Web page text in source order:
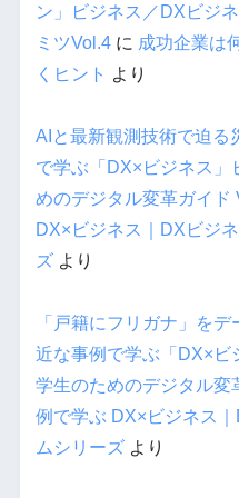
ン」ビジネス／DXビジ
ミツVol.4に 成功企業は
くヒント より
AIと最新観測技術で迫る
で学ぶ「DX×ビジネス」
めのデジタル変革ガイド
DX×ビジネス｜DXビジ
ズより
「戸籍にフリガナ」を
近な事例で学ぶ「DX×ビ
学生のためのデジタル変
例で学ぶ DX×ビジネス
ムシリーズより